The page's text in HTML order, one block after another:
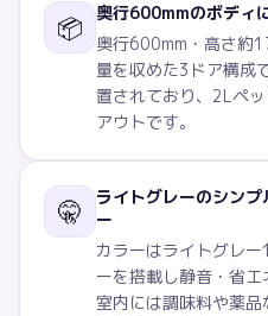
📦
奥行600mmのボディ
奥行600mm・高さ約
量を収めた3ドア構成
置されており、2Lペ
アウトです。
🤫
ライトグレーのシン
ー
カラーはライトグレ
ーを搭載し静音・省
室内には調味料や薬